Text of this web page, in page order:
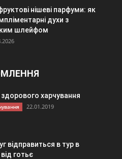
нішеві парфуми: як
духи з
шлейфом
харчування
22.01.2019
відправиться в тур в
готьє